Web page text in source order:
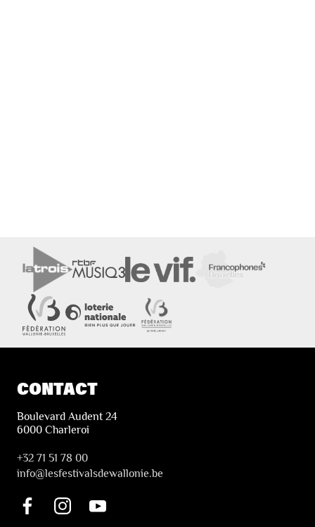
CONTACT
Boulevard Audent 24
6000 Charleroi
+32 71 51 78 00
info@lesfestivalsdewallonie.be